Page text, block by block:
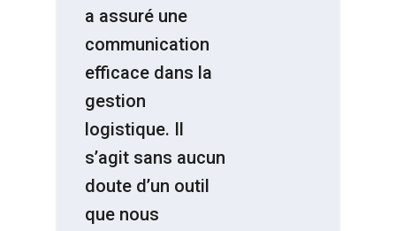
a assuré une
communication
efficace dans la
gestion
logistique. Il
s’agit sans aucun
doute d’un outil
que nous